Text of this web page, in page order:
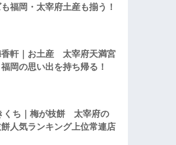
福岡・太宰府土産も揃う！
香軒｜お土産 太宰府天満宮
岡の思い出を持ち帰る！
くち｜梅が枝餅 太宰府の
人気ランキング上位常連店